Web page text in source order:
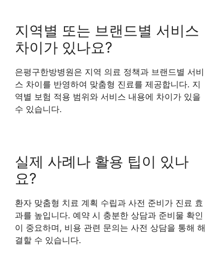
지역별 또는 브랜드별 서비스
차이가 있나요?
은평구한방병원은 지역 의료 정책과 브랜드별 서비
스 차이를 반영하여 맞춤형 진료를 제공합니다. 지
역별 보험 적용 범위와 서비스 내용에 차이가 있을
수 있습니다.
실제 사례나 활용 팁이 있나
요?
환자 맞춤형 치료 계획 수립과 사전 준비가 진료 효
과를 높입니다. 예약 시 충분한 상담과 준비물 확인
이 중요하며, 비용 관련 문의는 사전 상담을 통해 해
결할 수 있습니다.